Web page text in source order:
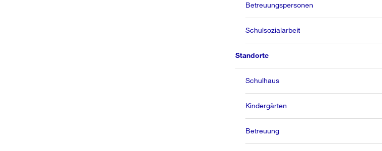
Betreuungspersonen
Schulsozialarbeit
Standorte
Schulhaus
Kindergärten
Betreuung